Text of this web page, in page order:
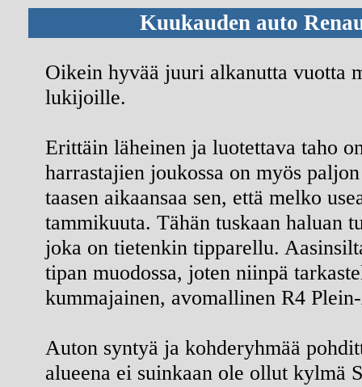
Kuukauden auto
Oikein hyvää juuri alkanutta vuotta
lukijoille.
Erittäin läheinen ja luotettava taho
harrastajien joukossa on myös
taasen aikaansaa sen, että melko
tammikuuta. Tähän tuskaan haluan
joka on tietenkin tipparellu.
tipan muodossa, joten niinpä
kummajainen, avomallinen R4
Auton syntyä ja kohderyhmää
alueena ei suinkaan ole ollut kylmä